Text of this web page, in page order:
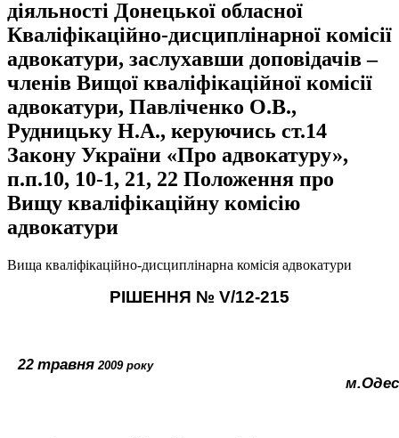
діяльності Донецької обласної
Кваліфікаційно-дисциплінарної комісії
адвокатури, заслухавши доповідачів –
членів Вищої кваліфікаційної комісії
адвокатури, Павліченко О.В.,
Рудницьку Н.А., керуючись ст.14
Закону України «Про адвокатуру»,
п.п.10, 10-1, 21, 22 Положення про
Вищу кваліфікаційну комісію
адвокатури
Вища кваліфікаційно-дисциплінарна комісія адвокатури
РІШЕННЯ № V/12-215
22 травня 2009 року